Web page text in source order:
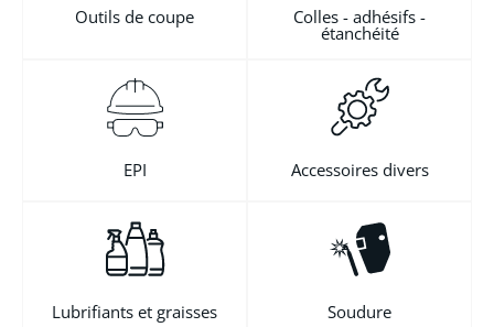
Outils de coupe Colles - adhésifs -
étanchéité
EPI Accessoires divers
Lubrifiants et graisses Soudure